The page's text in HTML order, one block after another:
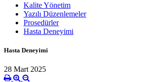
Kalite Yönetim
Yazılı Düzenlemeler
Prosedürler
Hasta Deneyimi
Hasta Deneyimi
28 Mart 2025